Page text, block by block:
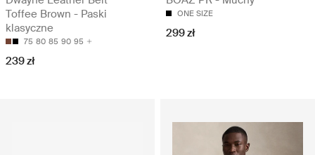
Toffee Brown - Paski
klasyczne
75 80 85 90 95
239 zł
ONE SIZE
299 zł